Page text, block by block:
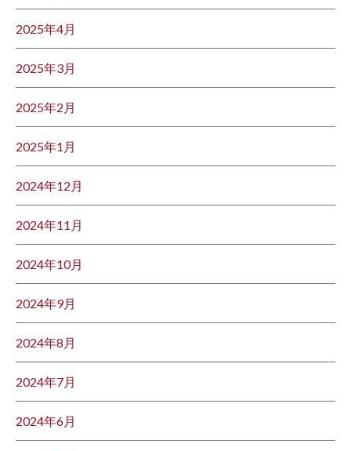
2025年4月
2025年3月
2025年2月
2025年1月
2024年12月
2024年11月
2024年10月
2024年9月
2024年8月
2024年7月
2024年6月